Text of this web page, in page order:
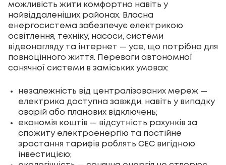
можливість жити комфортно навіть у
найвіддаленіших районах. Власна
енергосистема забезпечує електрикою
освітлення, техніку, насоси, системи
відеонагляду та інтернет — усе, що потрібно для
повноцінного життя. Переваги автономної
сонячної системи в заміських умовах:
незалежність від централізованих мереж —
електрика доступна завжди, навіть у випадку
аварій або планових відключень;
економія коштів — відсутність рахунків за
спожиту електроенергію та постійне
зростання тарифів роблять СЕС вигідною
інвестицією;